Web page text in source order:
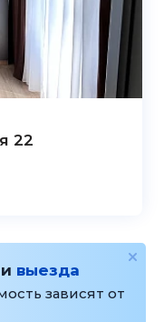
22
и выезда
зависят от